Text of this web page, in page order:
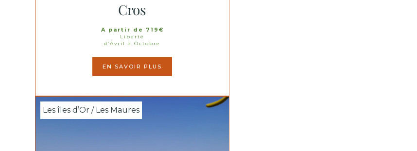
Cros
A partir de 719€
Liberté
d’Avril à Octobre
EN SAVOIR PLUS
Les îles d’Or / Les Maures